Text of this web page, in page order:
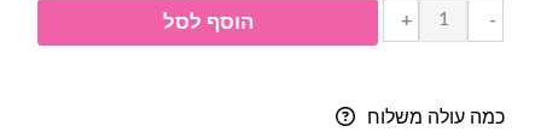
-
כמות
של
לסריגה
+ הוסף לסל
כמה עולה משלוח